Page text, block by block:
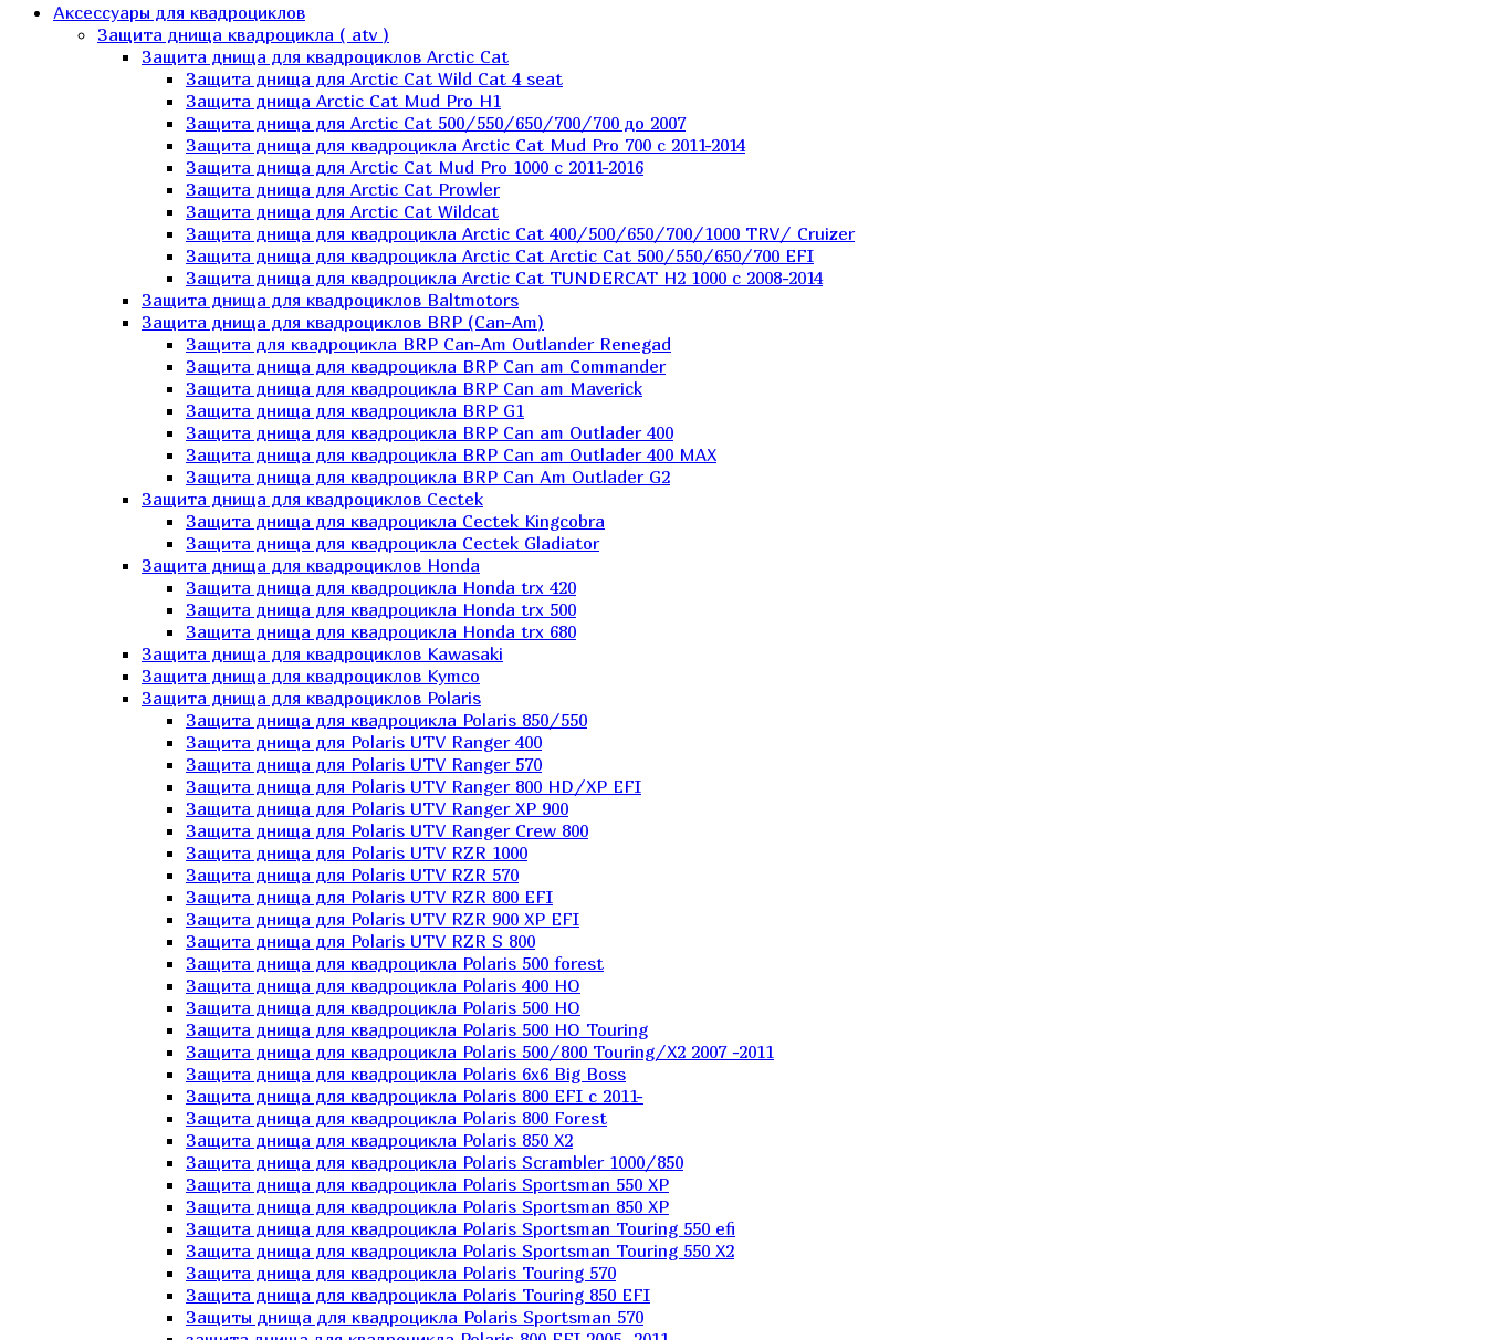
Аксессуары для квадроциклов
Защита днища квадроцикла ( atv )
Защита днища для квадроциклов Arctic Cat
Защита днища для Arctic Cat Wild Cat 4 seat
Защита днища Arctic Cat Mud Pro H1
Защита днища для Arctic Cat 500/550/650/700/700 до 2007
Защита днища для квадроцикла Arctic Cat Mud Pro 700 с 2011-2014
Защита днища для Arctic Cat Mud Pro 1000 c 2011-2016
Защита днища для Arctic Cat Prowler
Защита днища для Arctic Cat Wildcat
Защита днища для квадроцикла Arctic Cat 400/500/650/700/1000 TRV/ Cruizer
Защита днища для квадроцикла Arctic Cat Arctic Cat 500/550/650/700 EFI
Защита днища для квадроцикла Arctic Cat TUNDERCAT H2 1000 c 2008-2014
Защита днища для квадроциклов Baltmotors
Защита днища для квадроциклов BRP (Can-Am)
Защита для квадроцикла BRP Can-Am Outlander Renegad
Защита днища для квадроцикла BRP Can am Commander
Защита днища для квадроцикла BRP Can am Maverick
Защита днища для квадроцикла BRP G1
Защита днища для квадроцикла BRP Can am Outlader 400
Защита днища для квадроцикла BRP Can am Outlader 400 MAX
Защита днища для квадроцикла BRP Can Аm Outlader G2
Защита днища для квадроциклов Cectek
Защита днища для квадроцикла Cectek Kingcobra
Защита днища для квадроцикла Cectek Gladiator
Защита днища для квадроциклов Honda
Защита днища для квадроцикла Honda trx 420
Защита днища для квадроцикла Honda trx 500
Защита днища для квадроцикла Honda trx 680
Защита днища для квадроциклов Kawasaki
Защита днища для квадроциклов Kymco
Защита днища для квадроциклов Polaris
Защита днища для квадроцикла Polaris 850/550
Защита днища для Polaris UTV Ranger 400
Защита днища для Polaris UTV Ranger 570
Защита днища для Polaris UTV Ranger 800 HD/XP EFI
Защита днища для Polaris UTV Ranger XP 900
Защита днища для Polaris UTV Ranger Сrew 800
Защита днища для Polaris UTV RZR 1000
Защита днища для Polaris UTV RZR 570
Защита днища для Polaris UTV RZR 800 EFI
Защита днища для Polaris UTV RZR 900 XP EFI
Защита днища для Polaris UTV RZR S 800
Защита днища для квадроцикла Polaris 500 forest
Защита днища для квадроцикла Polaris 400 HO
Защита днища для квадроцикла Polaris 500 HO
Защита днища для квадроцикла Polaris 500 HO Touring
Защита днища для квадроцикла Polaris 500/800 Touring/X2 2007 -2011
Защита днища для квадроцикла Polaris 6х6 Big Boss
Защита днища для квадроцикла Polaris 800 EFI с 2011-
Защита днища для квадроцикла Polaris 800 Forest
Защита днища для квадроцикла Polaris 850 X2
Защита днища для квадроцикла Polaris Scrambler 1000/850
Защита днища для квадроцикла Polaris Sportsman 550 XP
Защита днища для квадроцикла Polaris Sportsman 850 XP
Защита днища для квадроцикла Polaris Sportsman Touring 550 efi
Защита днища для квадроцикла Polaris Sportsman Touring 550 X2
Защита днища для квадроцикла Polaris Touring 570
Защита днища для квадроцикла Polaris Touring 850 EFI
Защиты днища для квадроцикла Polaris Sportsman 570